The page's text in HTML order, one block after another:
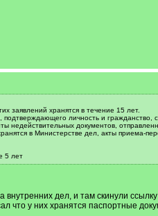
заявлений хранятся в течение 15 лет.
личность и гражданство,
недействительных документов,
в Министерстве дел, акты приема-
5 лет
дел, и там скинули
что у них хранятся паспортные